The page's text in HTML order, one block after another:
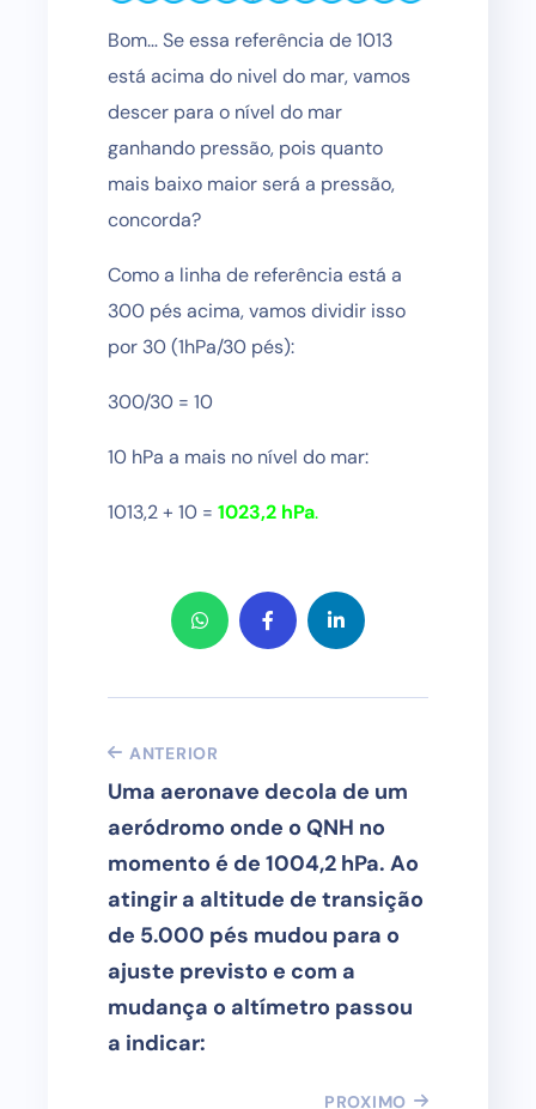
Bom… Se essa referência de 1013
está acima do nivel do mar, vamos
descer para o nível do mar
ganhando pressão, pois quanto
mais baixo maior será a pressão,
concorda?
Como a linha de referência está a
300 pés acima, vamos dividir isso
por 30 (1hPa/30 pés):
300/30 = 10
10 hPa a mais no nível do mar:
1013,2 + 10 = 1023,2 hPa.
ANTERIOR
Uma aeronave decola de um
aeródromo onde o QNH no
momento é de 1004,2 hPa. Ao
atingir a altitude de transição
de 5.000 pés mudou para o
ajuste previsto e com a
mudança o altímetro passou
a indicar:
PROXIMO